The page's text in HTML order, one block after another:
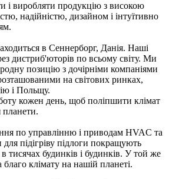
і виробляти продукцію з високою
надійністю, дизайном і інтуїтивно
в Сеннерборг, Данія. Наші
дистриб'юторів по всьому світу. Ми
позицію з дочірніми компаніями
на світових ринках,
і Польщу.
кожен день, щоб поліпшити клімат
планети.
по управлінню і приводам HVAC та
для підігріву підлоги покращують
тисячах будинків і будинків. У той же
благо клімату на нашій планеті.